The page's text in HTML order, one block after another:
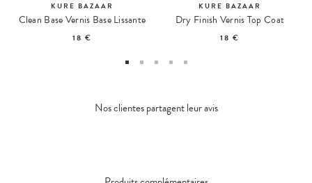
KURE BAZAAR
Clean Base Vernis Base Lissante
18 €
KURE BAZAAR
Dry Finish Vernis Top Coat
18 €
Nos clientes partagent leur avis